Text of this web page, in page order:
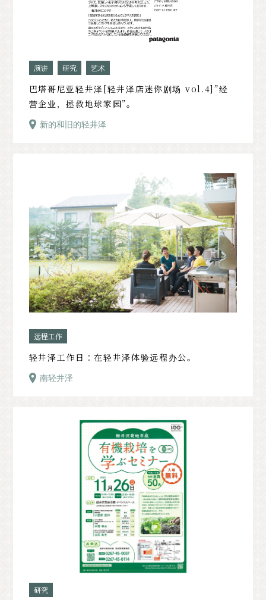
演讲 研究 艺术
巴塔哥尼亚轻井泽[轻井泽店迷你剧场 vol.4]”经
营企业，拯救地球家园”。
新的和旧的轻井泽
远程工作
轻井泽工作日：在轻井泽体验远程办公。
南轻井泽
研究